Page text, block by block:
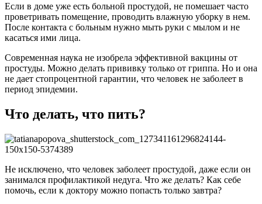
Если в доме уже есть больной простудой, не помешает часто
проветривать помещение, проводить влажную уборку в нем.
После контакта с больным нужно мыть руки с мылом и не
касаться ими лица.
Современная наука не изобрела эффективной вакцины от
простуды. Можно делать прививку только от гриппа. Но и она
не дает стопроцентной гарантии, что человек не заболеет в
период эпидемии.
Что делать, что пить?
Не исключено, что человек заболеет простудой, даже если он
занимался профилактикой недуга. Что же делать? Как себе
помочь, если к доктору можно попасть только завтра?